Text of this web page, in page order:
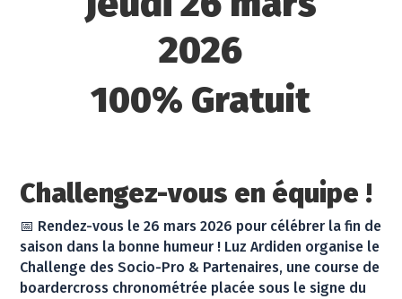
2026
100% Gratuit
Challengez-vous en équipe !
📅 Rendez-vous le 26 mars 2026 pour célébrer la fin de
saison dans la bonne humeur ! Luz Ardiden organise le
Challenge des Socio-Pro & Partenaires, une course de
boardercross chronométrée placée sous le signe du